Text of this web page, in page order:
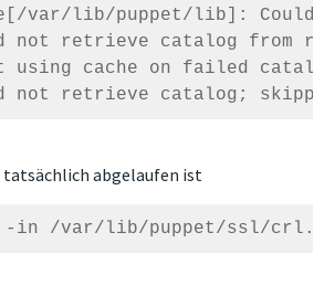
var/lib/puppet/lib]: Could
not retrieve catalog from
using cache on failed
tatsächlich abgelaufen ist
-in /var/lib/puppet/ssl/